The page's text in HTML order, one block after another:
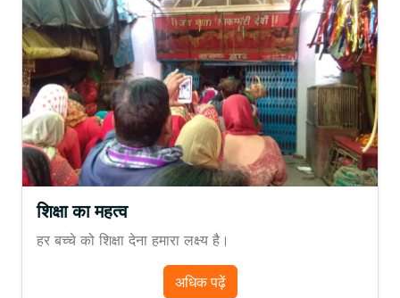
शिक्षा का महत्व
हर बच्चे को शिक्षा देना हमारा लक्ष्य है।
अधिक पढ़ें